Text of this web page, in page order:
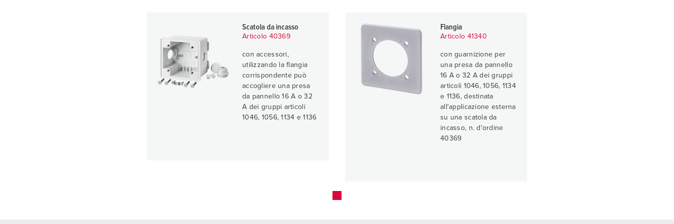
Scatola da incasso
Articolo 40369
con accessori,
utilizzando la flangia
corrispondente può
accogliere una presa
da pannello 16 A o 32
A dei gruppi articoli
1046, 1056, 1134 e 1136
Flangia
Articolo 41340
con guarnizione per
una presa da pannello
16 A o 32 A dei gruppi
articoli 1046, 1056, 1134
e 1136, destinata
all'applicazione esterna
su una scatola da
incasso, n. d'ordine
40369